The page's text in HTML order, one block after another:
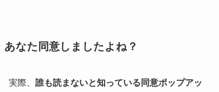
あなた同意しましたよね？
実際、 誰も読まないと知っている同意ポップアッ